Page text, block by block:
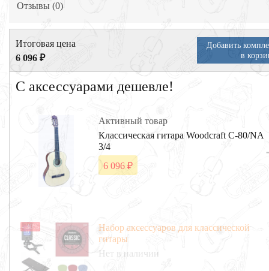
Отзывы (0)
Итоговая цена
6 096 ₽
Добавить
в
С аксессуарами дешевле!
Активный товар
Классическая гитара Woodcraft C-80/NA
3/4
6 096 ₽
- 30%
Набор аксессуаров для классической
гитары
Нет в наличии